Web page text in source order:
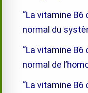
“La vitamine
normal du
“La vitamine
normal de
“La vitamine